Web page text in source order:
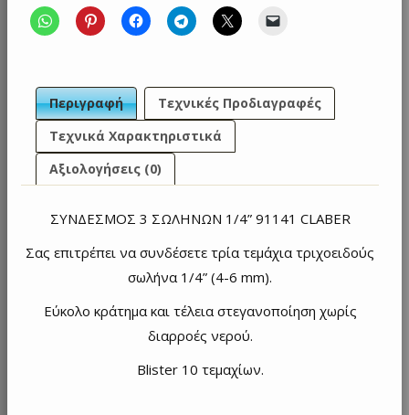
Περιγραφή
Τεχνικές Προδιαγραφές
Τεχνικά Χαρακτηριστικά
Αξιολογήσεις (0)
ΣΥΝΔΕΣΜΟΣ 3 ΣΩΛΗΝΩΝ 1/4” 91141 CLABER
Σας επιτρέπει να συνδέσετε τρία τεμάχια τριχοειδούς
σωλήνα 1/4” (4-6 mm).
Εύκολο κράτημα και τέλεια στεγανοποίηση χωρίς
διαρροές νερού.
Blister 10 τεμαχίων.